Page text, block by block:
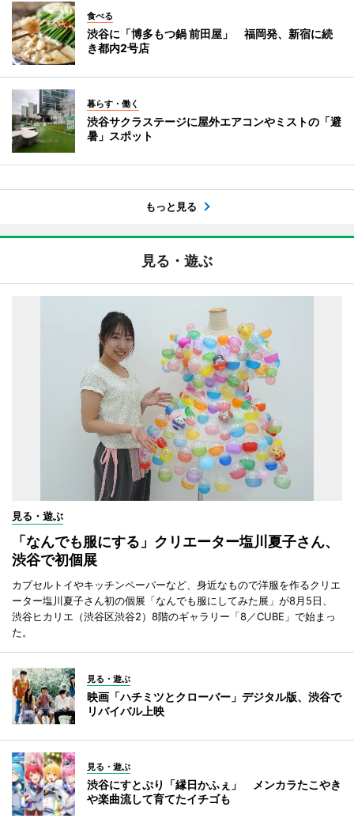
食べる
渋谷に「博多もつ鍋 前田屋」 福岡発、新宿に続
き都内2号店
暮らす・働く
渋谷サクラステージに屋外エアコンやミストの「避
暑」スポット
もっと見る
見る・遊ぶ
見る・遊ぶ
「なんでも服にする」クリエーター塩川夏子さん、
渋谷で初個展
カプセルトイやキッチンペーパーなど、身近なもので洋服を作るクリエ
ーター塩川夏子さん初の個展「なんでも服にしてみた展」が8月5日、
渋谷ヒカリエ（渋谷区渋谷2）8階のギャラリー「8／CUBE」で始まっ
た。
見る・遊ぶ
映画「ハチミツとクローバー」デジタル版、渋谷で
リバイバル上映
見る・遊ぶ
渋谷にすとぷり「縁日かふぇ」 メンカラたこやき
や楽曲流して育てたイチゴも